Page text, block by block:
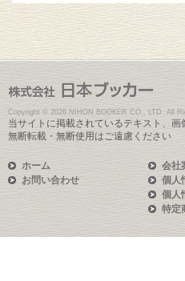
Copyright © 2026 NIHON BOOKER CO., LTD. All
当サイトに掲載されているテキスト、画
無断転載・無断使用はご遠慮ください
ホーム
お問い合わせ
会社
個人
個人
特定